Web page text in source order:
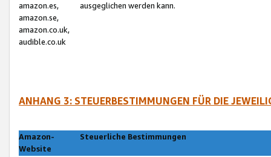
amazon.es,
amazon.se,
amazon.co.uk,
audible.co.uk
ausgeglichen werden kann.
ANHANG 3: STEUERBESTIMMUNGEN FÜR DIE
Amazon-
Website
Steuerliche Bestimmungen